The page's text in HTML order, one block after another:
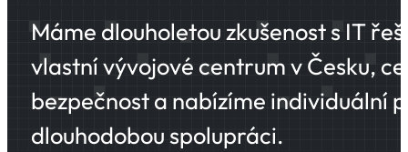
Máme dlouholetou zkušenost s IT
vlastní vývojové centrum v Česku,
bezpečnost a nabízíme individuální
dlouhodobou spolupráci.